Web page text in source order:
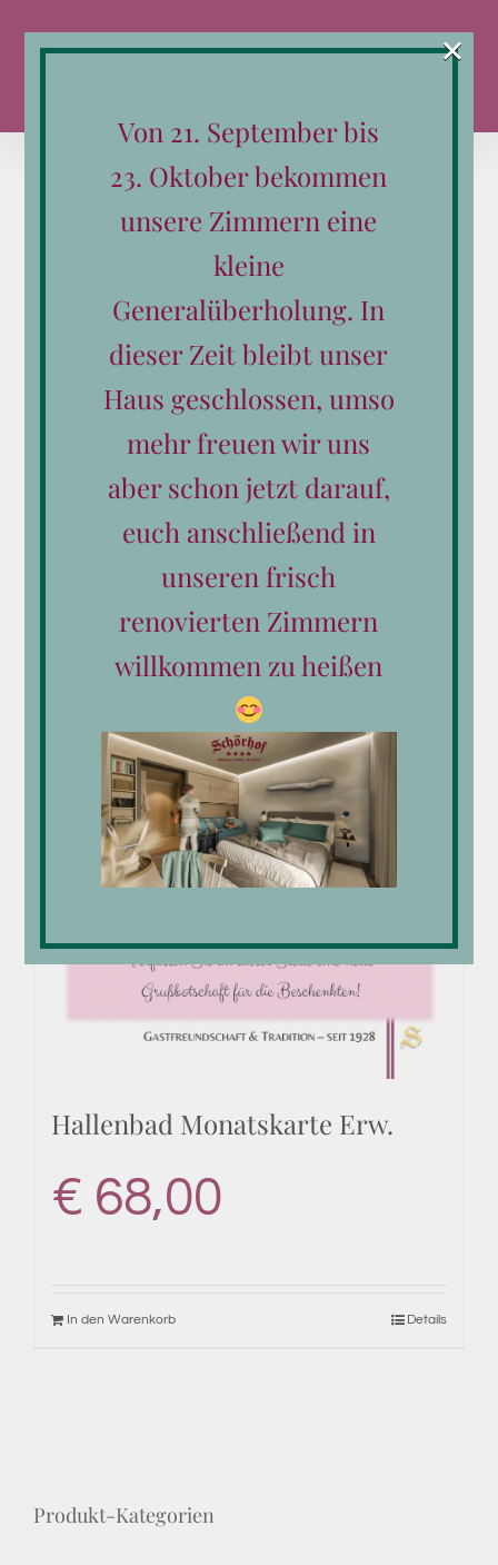
Inhalt
Sortieren nach Datum
Zeige 24 Produkte
Hallenbad Monatskarte Erw.
€ 68,00
In den Warenkorb Details
Produkt-Kategorien
Von 21. September bis
23. Oktober bekommen
unsere Zimmern eine
kleine
Generalüberholung. In
dieser Zeit bleibt unser
Haus geschlossen, umso
mehr freuen wir uns
aber schon jetzt darauf,
euch anschließend in
unseren frisch
renovierten Zimmern
willkommen zu heißen
×